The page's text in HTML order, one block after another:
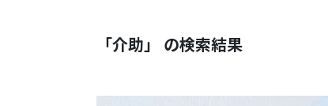
「介助」 の検索結果